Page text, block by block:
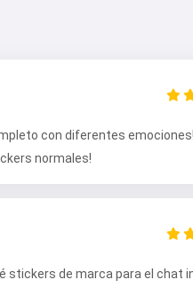
con diferentes emociones!
normales!
stickers de marca para el chat